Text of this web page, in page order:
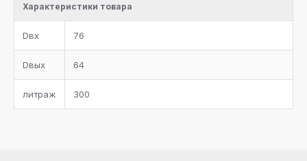
Характеристики товара
Dвх 76
Dвых 64
литраж 300